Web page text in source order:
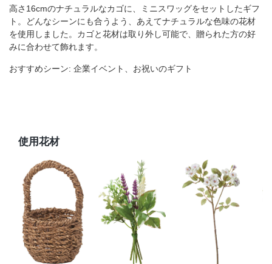
高さ16cmのナチュラルなカゴに、ミニスワッグをセットしたギフ
ト。どんなシーンにも合うよう、あえてナチュラルな色味の花材
を使用しました。カゴと花材は取り外し可能で、贈られた方の好
みに合わせて飾れます。
おすすめシーン: 企業イベント、お祝いのギフト
使用花材